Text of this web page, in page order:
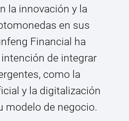
la innovación y la
en sus
Financial ha
de integrar
como la
y la digitalización
modelo de negocio.